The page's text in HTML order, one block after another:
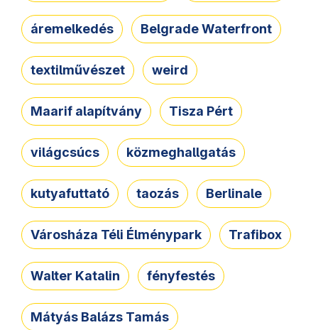
áremelkedés Belgrade Waterfront
textilművészet weird
Maarif alapítvány Tisza Pért
világcsúcs közmeghallgatás
kutyafuttató taozás Berlinale
Városháza Téli Élménypark Trafibox
Walter Katalin fényfestés
Mátyás Balázs Tamás